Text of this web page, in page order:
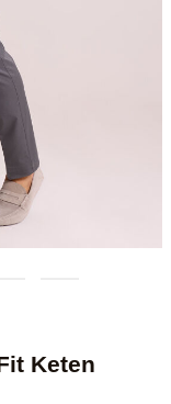
Keten